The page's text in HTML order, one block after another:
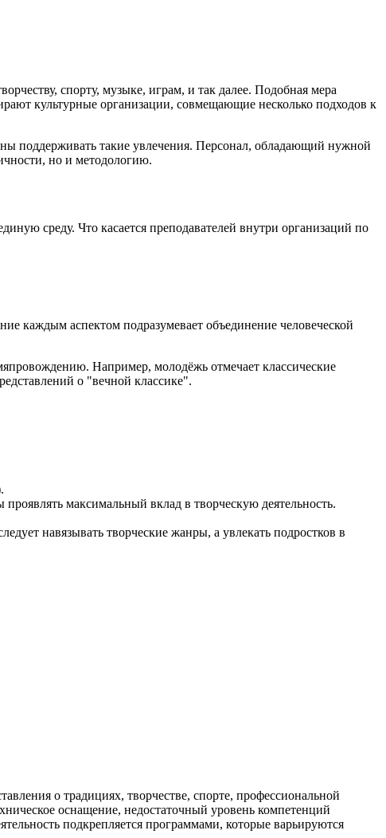
спорту, музыке, играм, и так далее. Подобная мера
культурные организации, совмещающие несколько подходов к
поддерживать такие увлечения. Персонал, обладающий нужной
но и методологию.
среду. Что касается преподавателей внутри организаций по
каждым аспектом подразумевает объединение человеческой
Например, молодёжь отмечает классические
о "вечной классике".
максимальный вклад в творческую деятельность.
навязывать творческие жанры, а увлекать подростков в
о традициях, творчестве, спорте, профессиональной
оснащение, недостаточный уровень компетенций
подкрепляется программами, которые варьируются